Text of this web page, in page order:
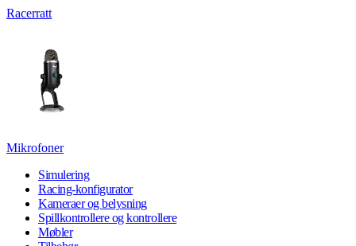
Racerratt
Mikrofoner
Simulering
Racing-konfigurator
Kameraer og belysning
Spillkontrollere og kontrollere
Møbler